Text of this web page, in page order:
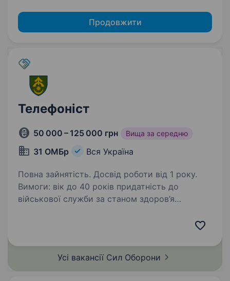
Продовжити
Телефоніст
50 000 – 125 000 грн Вища за середню
31 ОМБр Вся Україна
Повна зайнятість. Досвід роботи від 1 року.
Вимоги: вік до 40 років придатність до
військової служби за станом здоров’я
планшетами,…
Усі вакансії Сил Оборони